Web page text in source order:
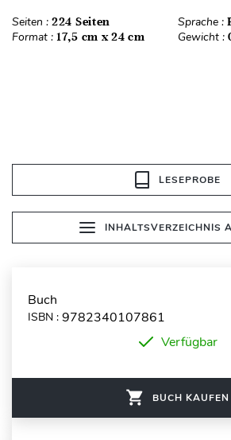
Seiten : 224 Seiten Sprache :
Format : 17,5 cm x 24 cm Gewicht :
LESEPROBE
INHALTSVERZEICHNIS
Buch
ISBN : 9782340107861
Verfügbar
BUCH KAUFEN